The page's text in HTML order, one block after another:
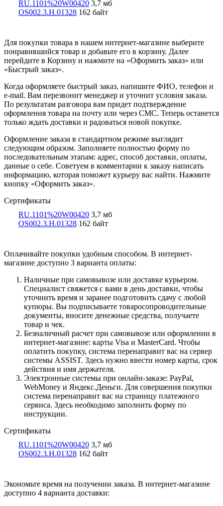
RU.1101%20W00420 3,7 мб
OS002.3.Н.01328 162 байт
Для покупки товара в нашем интернет-магазине выберите
понравившийся товар и добавьте его в корзину. Далее
перейдите в Корзину и нажмите на «Оформить заказ» или
«Быстрый заказ».
Когда оформляете быстрый заказ, напишите ФИО, телефон и
e-mail. Вам перезвонит менеджер и уточнит условия заказа.
По результатам разговора вам придет подтверждение
оформления товара на почту или через СМС. Теперь останется
только ждать доставки и радоваться новой покупке.
Оформление заказа в стандартном режиме выглядит
следующим образом. Заполняете полностью форму по
последовательным этапам: адрес, способ доставки, оплаты,
данные о себе. Советуем в комментарии к заказу написать
информацию, которая поможет курьеру вас найти. Нажмите
кнопку «Оформить заказ».
Сертификаты
RU.1101%20W00420 3,7 мб
OS002.3.Н.01328 162 байт
Оплачивайте покупки удобным способом. В интернет-
магазине доступно 3 варианта оплаты:
Наличные при самовывозе или доставке курьером.
Специалист свяжется с вами в день доставки, чтобы
уточнить время и заранее подготовить сдачу с любой
купюры. Вы подписываете товаросопроводительные
документы, вносите денежные средства, получаете
товар и чек.
Безналичный расчет при самовывозе или оформлении в
интернет-магазине: карты Visa и MasterCard. Чтобы
оплатить покупку, система перенаправит вас на сервер
системы ASSIST. Здесь нужно ввести номер карты, срок
действия и имя держателя.
Электронные системы при онлайн-заказе: PayPal,
WebMoney и Яндекс.Деньги. Для совершения покупки
система перенаправит вас на страницу платежного
сервиса. Здесь необходимо заполнить форму по
инструкции.
Сертификаты
RU.1101%20W00420 3,7 мб
OS002.3.Н.01328 162 байт
Экономьте время на получении заказа. В интернет-магазине
доступно 4 варианта доставки: